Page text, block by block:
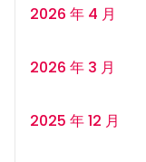
2026 年 4 月
2026 年 3 月
2025 年 12 月